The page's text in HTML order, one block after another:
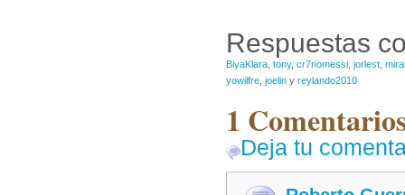
Respuestas
BiyaKlara tony, cr7nomessi jorlest
yowilfre joelin y reylando2010
1
Deja tu